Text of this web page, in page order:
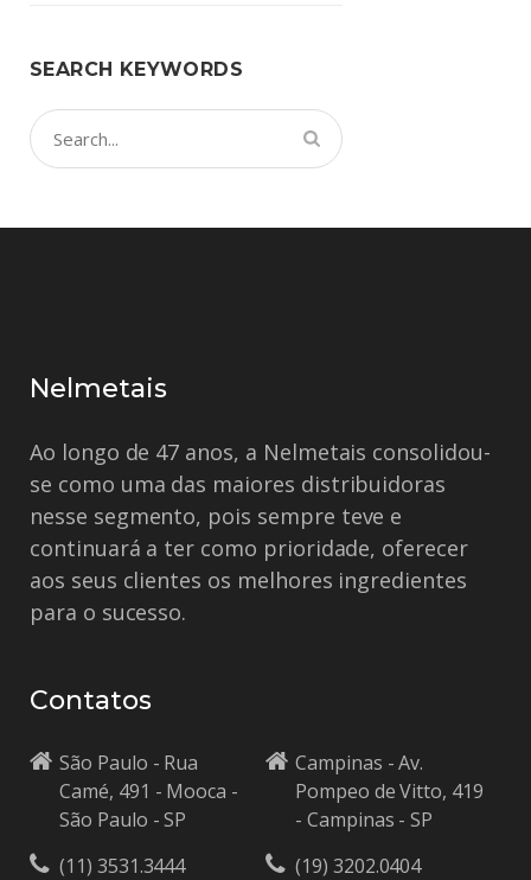
SEARCH KEYWORDS
Nelmetais
Ao longo de 47 anos, a Nelmetais consolidou-
se como uma das maiores distribuidoras
nesse segmento, pois sempre teve e
continuará a ter como prioridade, oferecer
aos seus clientes os melhores ingredientes
para o sucesso.
Contatos
São Paulo - Rua
Camé, 491 - Mooca -
São Paulo - SP
(11) 3531.3444
Campinas - Av.
Pompeo de Vitto, 419
- Campinas - SP
(19) 3202.0404